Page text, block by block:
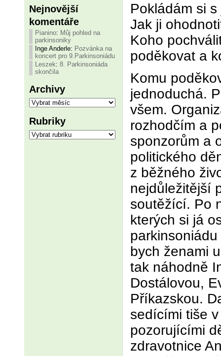
Nejnovější
komentáře
Pianino: Můj pohled na
parkinsoniky
Inge Anderle: Pozvánka na
koncert pro 9.Parkinsoniádu
Leszek: 8. Parkinsoniáda
skončila
Archivy
Archivy
Rubriky
Rubriky
Pokládám si
Jak ji
Koho
poděkovat a
Komu
jednoduchá.
všem.
rozhodčím a
sponzorům a
politického
z běžného
nejdůležitější
soutěžící. Po
kterých si já
bych ženami
tak náhodně
Dostálovou,
Příkazskou.
sedícími tiše
pozorujícími
zdravotnice